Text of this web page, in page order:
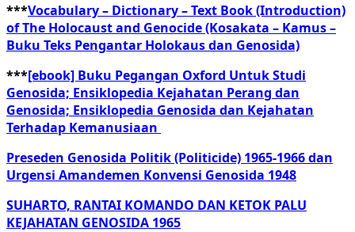
***Vocabulary – Dictionary – Text Book (Introduction)
of The Holocaust and Genocide (Kosakata – Kamus –
Buku Teks Pengantar Holokaus dan Genosida)
***[ebook] Buku Pegangan Oxford Untuk Studi
Genosida; Ensiklopedia Kejahatan Perang dan
Genosida; Ensiklopedia Genosida dan Kejahatan
Terhadap Kemanusiaan
Preseden Genosida Politik (Politicide) 1965-1966 dan
Urgensi Amandemen Konvensi Genosida 1948
SUHARTO, RANTAI KOMANDO DAN KETOK PALU
KEJAHATAN GENOSIDA 1965